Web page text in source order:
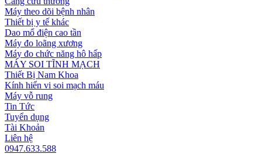
Máy theo dõi bệnh nhân
Thiết bị y tế khác
Dao mổ điện cao tần
Máy đo loãng xương
Máy đo chức năng hô hấp
MÁY SOI TĨNH MẠCH
Thiết Bị Nam Khoa
Kính hiển vi soi mạch máu
Máy vỗ rung
Tin Tức
Tuyển dụng
Tài Khoản
Liên hệ
0947.633.588